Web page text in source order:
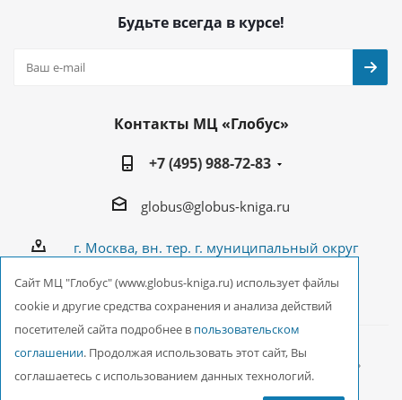
Будьте всегда в курсе!
Контакты МЦ «Глобус»
+7 (495) 988-72-83
globus@globus-kniga.ru
г. Москва, вн. тер. г. муниципальный округ
2026 © ООО Межрегиональный Центр «Глобус»
Cайт МЦ "Глобус" (www.globus-kniga.ru) использует файлы
cookie и другие средства сохранения и анализа действий
посетителей сайта подробнее в пользовательском
соглашении. Продолжая использовать этот сайт, Вы
соглашаетесь с использованием данных технологий.